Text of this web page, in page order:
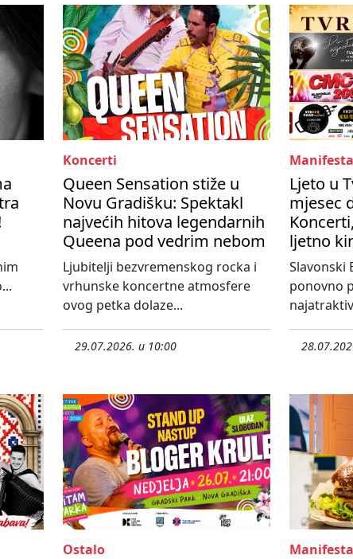
Koncerti
Queen Sensation stiže u
Novu Gradišku: Spektakl
najvećih hitova legendarnih
Queena pod vedrim nebom
Ljubitelji bezvremenskog rocka i
vrhunske koncertne atmosfere
ovog petka dolaze...
29.07.2026. u 10:00
Ljeto u
mjesec
ljetno
Slavonski
ponovno
Ostalo